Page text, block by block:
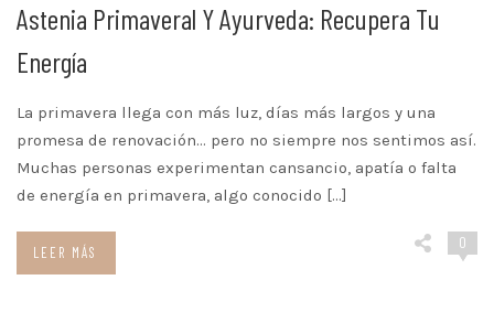
Astenia Primaveral Y Ayurveda: Recupera Tu
Energía
La primavera llega con más luz, días más largos y una
promesa de renovación… pero no siempre nos sentimos así.
Muchas personas experimentan cansancio, apatía o falta
de energía en primavera, algo conocido […]
0
LEER MÁS